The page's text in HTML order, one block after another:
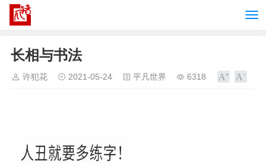
长相与书法
许犯花 2021-05-24 平凡世界 6318